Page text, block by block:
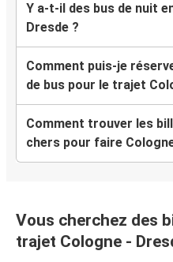
Y a-t-il des bus de nuit
Dresde ?
Comment puis-je
de bus pour le trajet
Comment trouver les
chers pour faire
Vous cherchez des
trajet Cologne -